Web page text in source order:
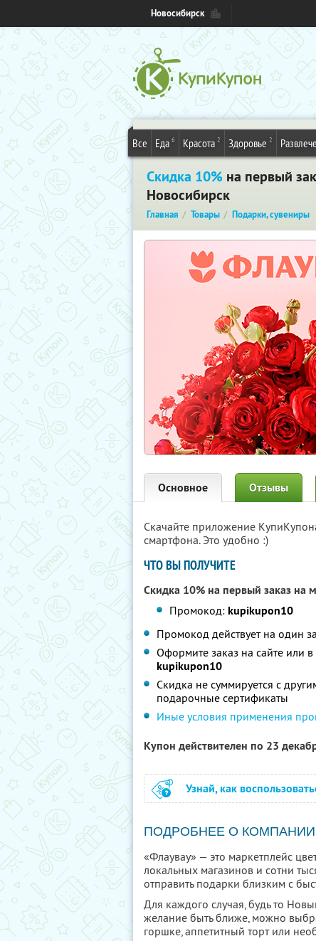
Новосибирск
Все Еда 6 Красота 2 Здоровье 2
Скидка 10% на первый
Новосибирск
Главная Товары Подарки, сувениры
Основное Отзывы
Скачайте приложение
смартфона. Это удобно :)
ЧТО ВЫ ПОЛУЧИТЕ
Скидка 10% на первый заказ на
Промокод:kupikupon10
Промокод действует на один
Оформите заказ на сайте или
kupikupon10
Скидка не суммируется с
подарочные сертификаты
Иные условия применения
Купон действителен по 23
Узнай, как
ПОДРОБНЕЕ О КОМПАНИИ
«Флаувау» — это маркетплейс
локальных магазинов и сотни
отправить подарки близким с
Для каждого случая, будь то
желание быть ближе, можно
горшке, аппетитный торт или